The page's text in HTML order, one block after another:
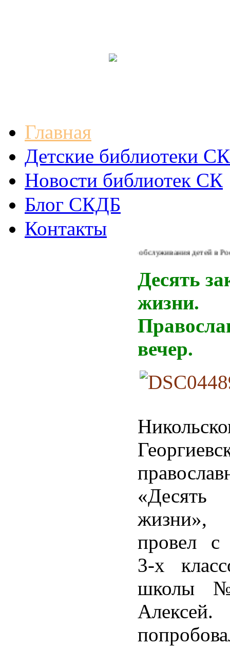
Главная
Детские библиотеки СК
Новости библиотек СК
Блог СКДБ
Контакты
Из Концепции библиотечного обслуживания детей в
Десять
жизни.
вечер.
«Десять
провел с
3-х
школы